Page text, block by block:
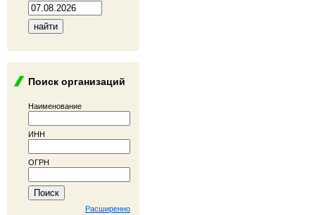
Поиск организаций
Наименование
ИНН
ОГРН
Расширенно